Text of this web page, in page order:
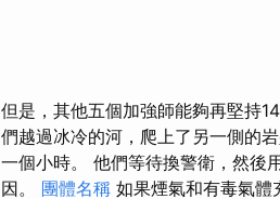
但是，其他五個加強師能夠再堅持
們越過冰冷的河，爬上了另一側的
一個小時。 他們等待換警衛，然後
因。 團體名稱 如果煙氣和有毒氣體